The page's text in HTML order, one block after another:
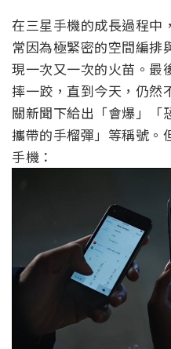
在三星手機的成長過程中
常因為極緊密的空間編排
現一次又一次的火苗。最
摔一跤，直到今天，仍然
關新聞下給出「會爆」「
攜帶的手榴彈」等稱號。
手機：